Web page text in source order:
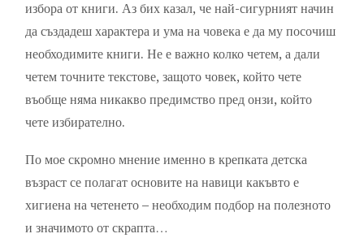
избора от книги. Аз бих казал, че най-сигурният начин
да създадеш характера и ума на човека е да му посочиш
необходимите книги. Не е важно колко четем, а дали
четем точните текстове, защото човек, който чете
въобще няма никакво предимство пред онзи, който
чете избирателно.
По мое скромно мнение именно в крепката детска
възраст се полагат основите на навици какъвто е
хигиена на четенето – необходим подбор на полезното
и значимото от скрапта…